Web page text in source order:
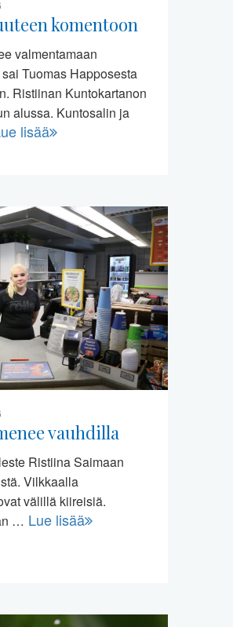
komentoon
valmentamaan
Tuomas Happosesta
Ristiinan Kuntokartanon
alussa. Kuntosalin ja
lisää
vauhdilla
Ristiina Saimaan
Vilkkaalla
välillä kiireisiä.
… Lue lisää